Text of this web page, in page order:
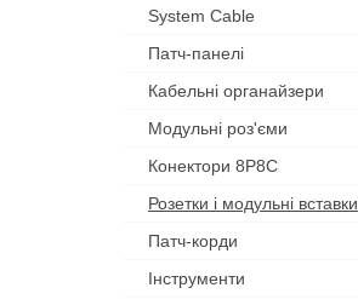
System Cable
Патч-панелі
Кабельні органайзери
Модульні роз'єми
Конектори 8P8C
Розетки і модульні вставки
Патч-корди
Інструменти